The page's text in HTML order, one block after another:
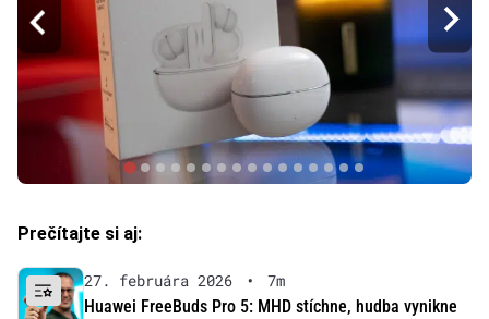
Prečítajte si aj:
27. februára 2026 •
7m
Huawei FreeBuds Pro 5: MHD stíchne, hudba vynikne